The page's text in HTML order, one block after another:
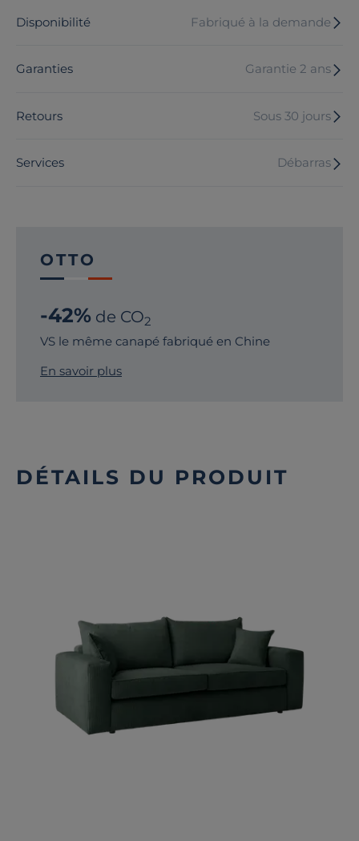
Disponibilité Fabriqué à la demande
Garanties Garantie 2 ans
Retours Sous 30 jours
Services Débarras
OTTO
-42% de CO2
VS le même canapé fabriqué en Chine
En savoir plus
DÉTAILS DU PRODUIT